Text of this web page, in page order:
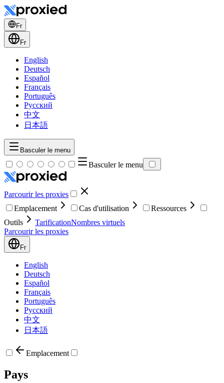
Fr
Fr
English
Deutsch
Español
Français
Português
Русский
中文
日本語
Basculer le menu
Basculer le menu
Parcourir les proxies
Emplacement
Cas d'utilisation
Ressources
Outils
TarificationNombres virtuels
Parcourir les proxies
Fr
English
Deutsch
Español
Français
Português
Русский
中文
日本語
Emplacement
Pays